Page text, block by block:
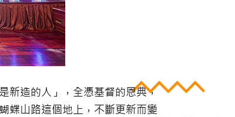
新造的人」，全憑基督的恩典，
蝶山路這個地上，不斷更新而變